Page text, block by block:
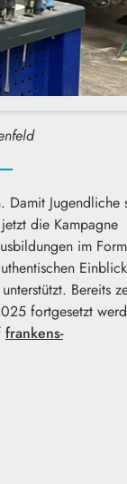
Jugendliche
die Kampagne
im
Bereits
fortgesetzt
frankens-